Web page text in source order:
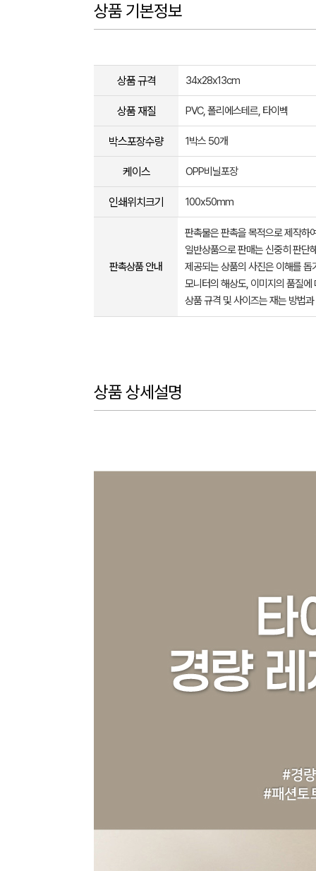
상품 기본정보
상품 규격 34x28x13cm
상품 재질 PVC, 폴리에스테르, 타이벡
박스포장수량 1박스 50개
케이스 OPP비닐포장
인쇄위치크기 100x50mm
판촉상품 안내
판촉물은 판촉을 목적으로 제작하
일반상품으로 판매는 신중히 판단
제공되는 상품의 사진은 이해를
모니터의 해상도, 이미지의 품질
상품 규격 및 사이즈는 재는 방법
상품 상세설명